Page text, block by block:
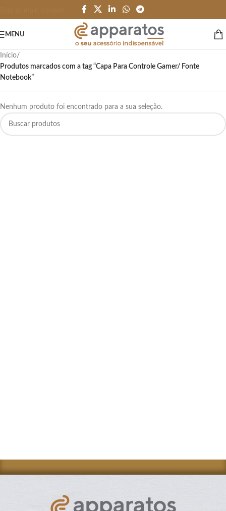
MENU
Início/
Produtos marcados com a tag “Capa Para Controle Gamer/ Fonte
Notebook”
Nenhum produto foi encontrado para a sua seleção.